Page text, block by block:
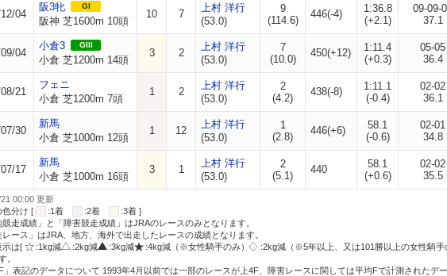
04
阪3牝 GI
阪神 芝1600m 10頭
10 7
上村 洋行
(53.0)
9
(114.6)
446(-4)
1:36.8
(+2.1)
09-09-
37.1
04
小倉3 GIII
小倉 芝1200m 14頭
3 2
上村 洋行
(53.0)
7
(10.0)
450(+12)
1:11.4
(+0.3)
05-05
36.4
21
フェニ
小倉 芝1200m 7頭
1 2
上村 洋行
(53.0)
2
(4.2)
438(-8)
1:11.1
(-0.4)
02-02
36.1
30
新馬
小倉 芝1000m 12頭
1 12
上村 洋行
(53.0)
1
(2.8)
446(+6)
58.1
(-0.6)
02-01
34.8
17
新馬
小倉 芝1000m 16頭
3 1
上村 洋行
(53.0)
2
(5.1)
440
58.1
(+0.6)
02-02
35.5
00:00 更新
分け [
:1着 :2着
:3着 ]
走成績」と「障害競走成績」はJRAのレースのみとなります。
ース」はJRA、地方、海外で出走したレースの成績となります。
は[
:1kg減 :2kg減 :3kg減 :4kg減（※女性騎手のみ）
:2kg減（※5年以上、又は101勝以上の女性騎手
。
表記のデータについて 1993年4月以前では一部のレースが上4F、障害レースに関しては平均Fで計測されたデ